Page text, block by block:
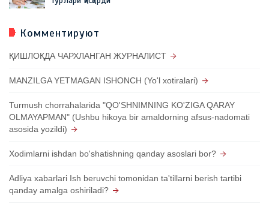
Комментируют
ҚИШЛОҚДА ЧАРХЛАНГАН ЖУРНАЛИСТ
MANZILGA YETMAGAN ISHONCH (Yo'l xotiralari)
Turmush chorrahalarida "QO'SHNIMNING KO'ZIGA QARAY
OLMAYAPMAN" (Ushbu hikoya bir amaldorning afsus-nadomati
asosida yozildi)
Xodimlarni ishdan bo'shatishning qanday asoslari bor?
Adliya xabarlari Ish beruvchi tomonidan ta'tillarni berish tartibi
qanday amalga oshiriladi?